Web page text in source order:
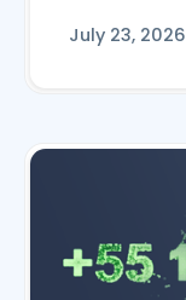
July 23, 2026